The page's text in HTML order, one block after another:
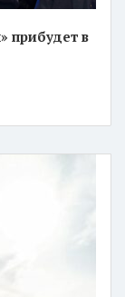
прибудет в